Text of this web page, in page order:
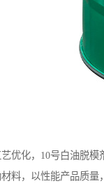
优化，10号白油脱模
料，以性能产品质量